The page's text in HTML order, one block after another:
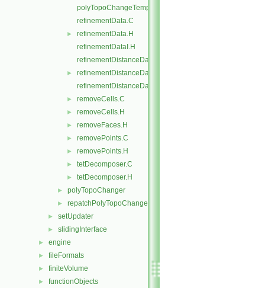
polyTopoChangeTemplates.C
refinementData.C
►
refinementData.H
refinementDataI.H
refinementDistanceData.C
►
refinementDistanceData.H
refinementDistanceDataI.H
► removeCells.C
► removeCells.H
► removeFaces.H
► removePoints.C
► removePoints.H
► tetDecomposer.C
► tetDecomposer.H
► polyTopoChanger
► repatchPolyTopoChanger
► setUpdater
► slidingInterface
► engine
► fileFormats
► finiteVolume
► functionObjects